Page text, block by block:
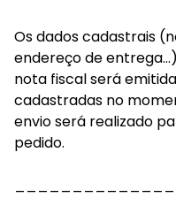
Os dados cadastrais
endereço de
nota fiscal será
cadastradas no
envio será realizado
pedido.